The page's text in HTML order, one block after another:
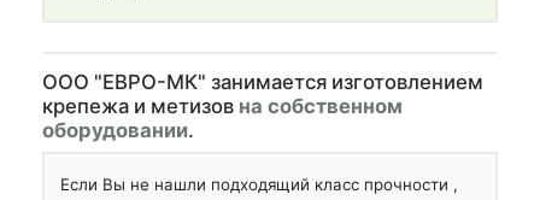
OOO "ЕВРО-МК" занимается изготовлением
крепежа и метизов на собственном
оборудовании.
Если Вы не нашли подходящий класс прочности ,